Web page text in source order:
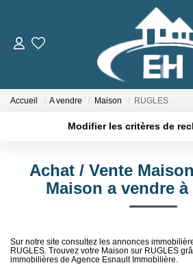
ACHETER
Gestion Locative
NOTRE
Accueil A vendre Maison RUGLES
Modifier les critères de
Sélectionnez...
Type de bien
Créer une alerte
Achat / Vente
Maison a vendre à
Sur notre site consultez les annonces
RUGLES. Trouvez votre Maison sur RUGLES
immobilières de Agence Esnault Immobilière.